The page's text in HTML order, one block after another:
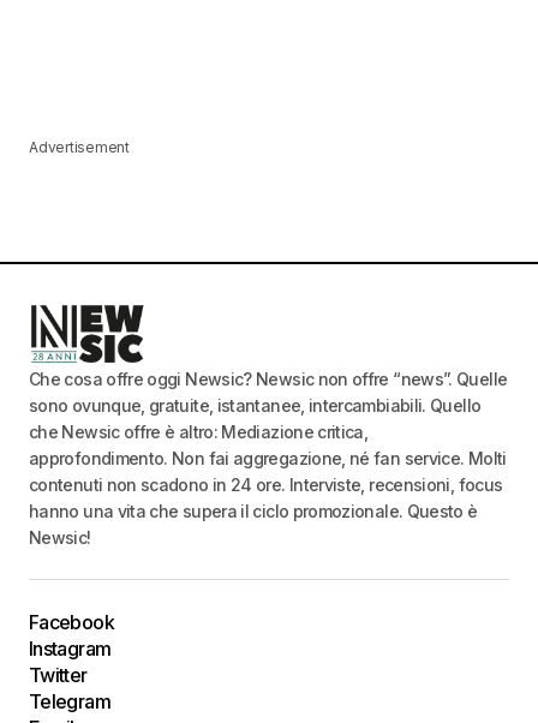
Advertisement
Che cosa offre oggi Newsic? Newsic non offre “news”. Quelle
sono ovunque, gratuite, istantanee, intercambiabili. Quello
che Newsic offre è altro: Mediazione critica,
approfondimento. Non fai aggregazione, né fan service. Molti
contenuti non scadono in 24 ore. Interviste, recensioni, focus
hanno una vita che supera il ciclo promozionale. Questo è
Newsic!
Facebook
Instagram
Twitter
Telegram